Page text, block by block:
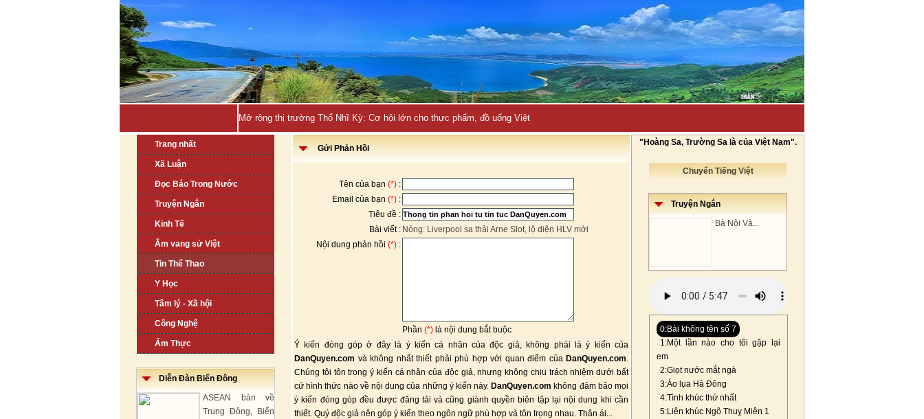
Mở rộng thị trường Thổ Nhĩ Kỳ: Cơ hội lớn cho thực phẩm, đồ uống Việt
Trang nhất
Xã Luận
Đọc Báo Trong Nước
Truyện Ngắn
Kinh Tế
Âm vang sử Việt
Tin Thể Thao
Y Học
Tâm lý - Xã hội
Công Nghệ
Ẩm Thực
Diễn Đàn Biển Đông
ASEAN bàn về
Trung Đông, Biển
Gửi Phản Hồi
Tên của bạn (*) :
Email của bạn (*) :
Tiêu đề :
Bài viết : Nóng: Liverpool sa thải Arne Slot, lộ diện HLV mới
Nội dung phản hồi (*) :
Phần (*) là nội dung bắt buộc
Ý kiến đóng góp ở đây là ý kiến cá nhân của độc giả, không phải là ý kiến của
DanQuyen.com và không nhất thiết phải phù hợp với quan điểm của DanQuyen.com.
Chúng tôi tôn trọng ý kiến cá nhân của độc giả, nhưng không chịu trách nhiệm dưới bất
cứ hình thức nào về nội dung của những ý kiến này. DanQuyen.com không đảm bảo mọi
ý kiến đóng góp đều được đăng tải và cũng giành quyền biên tập lại nội dung khi cần
thiết. Quý độc giả nên góp ý kiến theo ngôn ngữ phù hợp và tôn trọng nhau. Thân ái...
"Hoàng Sa, Trường Sa là của Việt Nam".
Chuyển Tiếng Việt
Truyện Ngắn
Bà Nội Và...
0:Bài không tên số 7
1:Một lần nào cho tôi gặp lại
em
2:Giọt nước mắt ngà
3:Áo lụa Hà Đông
4:Tình khúc thứ nhất
5:Liên khúc Ngô Thuỵ Miên 1